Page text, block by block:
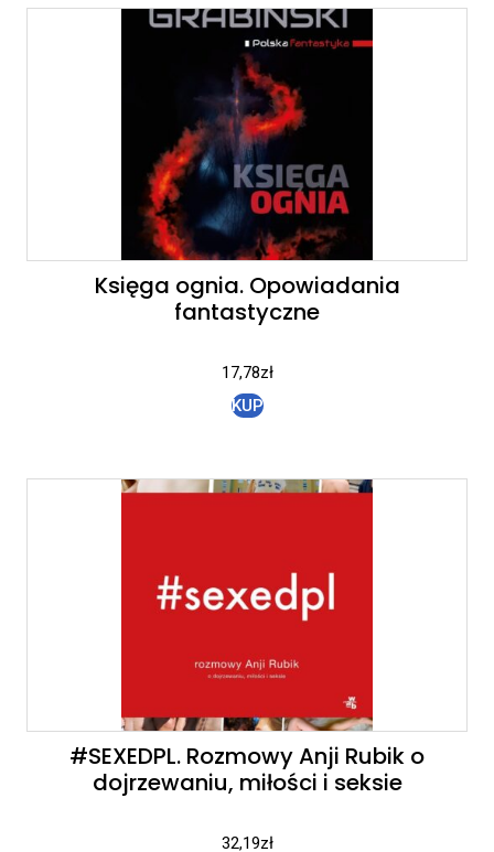
Księga ognia. Opowiadania
fantastyczne
17,78zł
KUP
#SEXEDPL. Rozmowy Anji Rubik o
dojrzewaniu, miłości i seksie
32,19zł